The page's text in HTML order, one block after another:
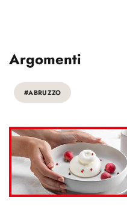
Argomenti
#ABRUZZO